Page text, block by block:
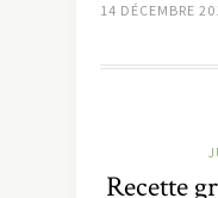
14 DÉCEMBRE
Recette